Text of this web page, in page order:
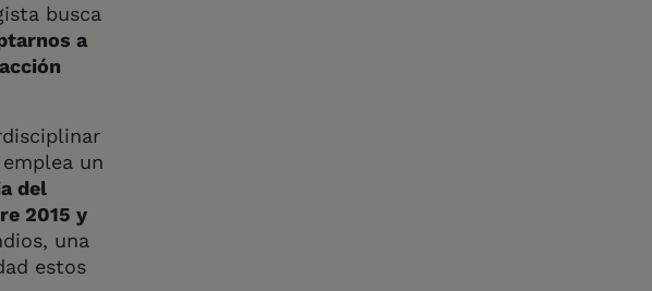
busca
a
un
del
2015 y
una
estos